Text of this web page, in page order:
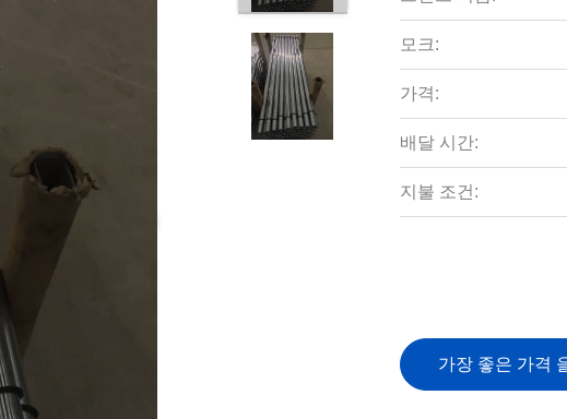
모크:
가격:
배달 시간:
지불 조건:
가장 좋은 가격